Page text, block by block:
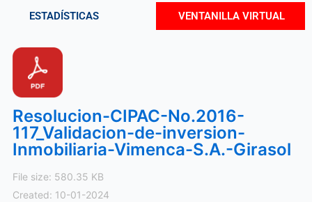
ESTADÍSTICAS VENTANILLA VIRTUAL
Resolucion-CIPAC-No.2016-
117_Validacion-de-inversion-
Inmobiliaria-Vimenca-S.A.-Girasol
File size: 580.35 KB
Created: 10-01-2024